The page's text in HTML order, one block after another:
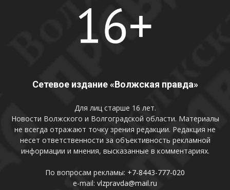
Сетевое издание «Волжская правда»
Для лиц старше 16 лет.
Новости Волжского и Волгоградской области. Материалы
не всегда отражают точку зрения редакции. Редакция не
несет ответственности за объективность рекламной
информации и мнения, высказанные в комментариях.
По вопросам рекламы: +7-8443-777-020
e-mail: vlzpravda@mail.ru